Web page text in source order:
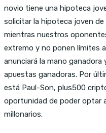
novio tiene una hipoteca
solicitar la hipoteca joven de
mientras nuestros
extremo y no ponen límites
anunciará la mano ganadora
apuestas ganadoras. Por
está Paul-Son, plus500
oportunidad de poder optar
millonarios.